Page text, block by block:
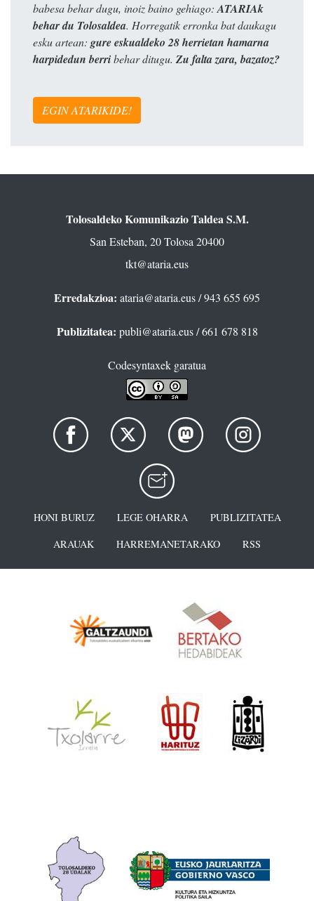
babesa behar dugu, inoiz baino gehiago:ATARIAk
behar du Tolosaldea. Horregatik erronka bat daukagu
esku artean: gure eskualdeko 28 herrietan hamarna
harpidedun berribehar ditugu. Zu falta zara, bazatoz?
EGIN ATARIKIDE!
Tolosaldeko Komunikazio Taldea S.M.
San Esteban, 20 Tolosa 20400
tkt@ataria.eus
Erredakzioa: ataria@ataria.eus/ 943 655 695
Publizitatea: publi@ataria.eus/ 661 678 818
Codesyntaxek garatua
HONI BURUZ LEGE OHARRA
PUBLIZITATEA
ARAUAK
HARREMANETARAKO RSS